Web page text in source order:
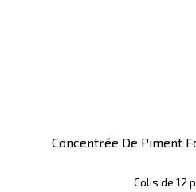
Concentrée De Piment
Colis de 12